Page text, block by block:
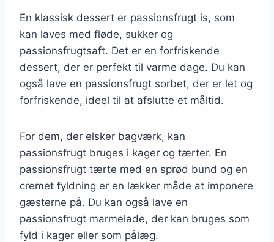
En klassisk dessert er passionsfrugt is, som
kan laves med fløde, sukker og
passionsfrugtsaft. Det er en forfriskende
dessert, der er perfekt til varme dage. Du kan
også lave en passionsfrugt sorbet, der er let og
forfriskende, ideel til at afslutte et måltid.
For dem, der elsker bagværk, kan
passionsfrugt bruges i kager og tærter. En
passionsfrugt tærte med en sprød bund og en
cremet fyldning er en lækker måde at imponere
gæsterne på. Du kan også lave en
passionsfrugt marmelade, der kan bruges som
fyld i kager eller som pålæg.